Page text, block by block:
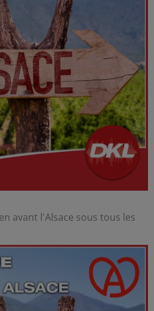
avant l'Alsace sous tous les